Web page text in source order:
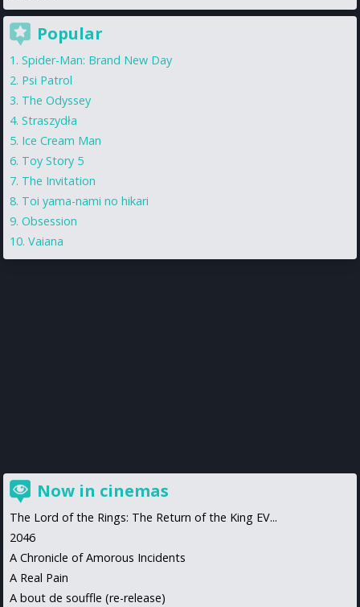
Popular
Spider-Man: Brand New Day
Psi Patrol
The Odyssey
Straszydła
Ice Cream Man
Toy Story 5
The Invitation
Toi yama-nami no hikari
Obsession
Vaiana
Now in cinemas
The Lord of the Rings: The Return of the King EV...
2046
A Chronicle of Amorous Incidents
A Real Pain
A bout de souffle (re-release)